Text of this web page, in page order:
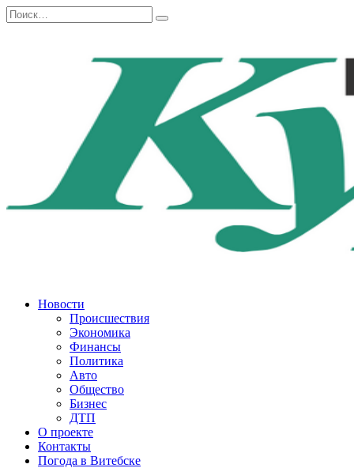
Перейти
к
Search
for:
Новости
Происшествия
Экономика
Финансы
Политика
Авто
Общество
Бизнес
ДТП
О проекте
Контакты
Погода в Витебске